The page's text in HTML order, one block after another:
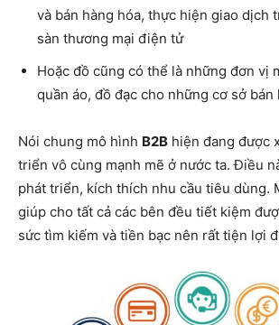
và bán hàng hóa, thực hiện giao dịch
sàn thương mại điện tử
Hoặc đồ cũng có thể là những đơn vị
quần áo, đồ đạc cho những cơ sở
Nói chung mô hình B2B hiện đang được
triển vô cùng mạnh mẽ ở nước ta. Điều
phát triển, kích thích nhu cầu tiêu dùng.
giúp cho tất cả các bên đều tiết kiệm
sức tìm kiếm và tiền bạc nên rất tiện lợi